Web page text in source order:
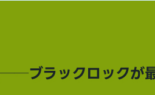
ブラックロックが